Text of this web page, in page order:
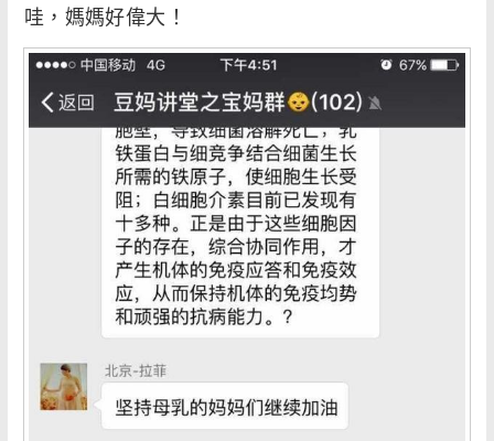
哇，媽媽好偉大！